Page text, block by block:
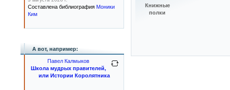
Книжные
полки
Составлена библиография Моники
Ким
А вот, например:
Павел Калмыков
Школа мудрых правителей,
или Истории Королятника